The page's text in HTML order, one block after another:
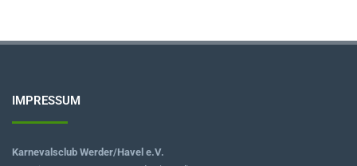
IMPRESSUM
Karnevalsclub Werder/Havel e.V.